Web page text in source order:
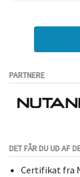
PARTNERE
DET FÅR DU UD AF
Certifikat fra